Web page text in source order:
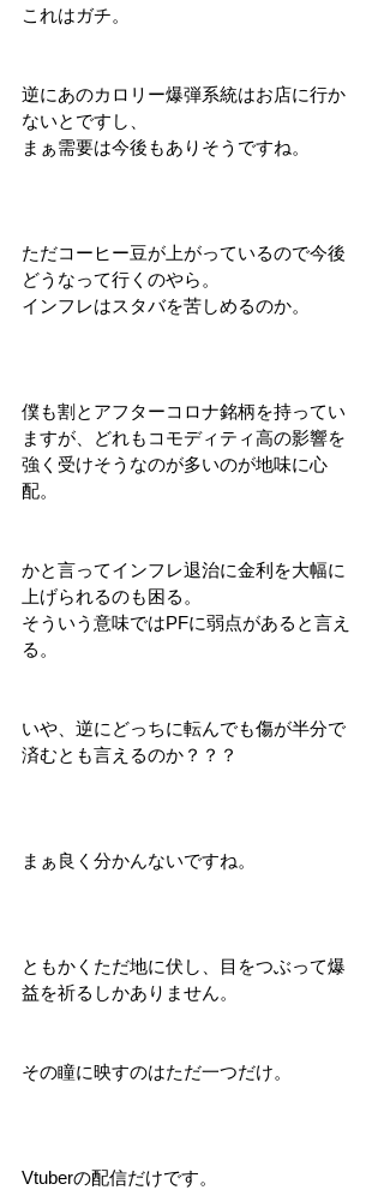
これはガチ。
逆にあのカロリー爆弾系統はお店に行か
ないとですし、
まぁ需要は今後もありそうですね。
ただコーヒー豆が上がっているので今後
どうなって行くのやら。
インフレはスタバを苦しめるのか。
僕も割とアフターコロナ銘柄を持ってい
ますが、どれもコモディティ高の影響を
強く受けそうなのが多いのが地味に心
配。
かと言ってインフレ退治に金利を大幅に
上げられるのも困る。
そういう意味ではPFに弱点があると言え
る。
いや、逆にどっちに転んでも傷が半分で
済むとも言えるのか？？？
まぁ良く分かんないですね。
ともかくただ地に伏し、目をつぶって爆
益を祈るしかありません。
その瞳に映すのはただ一つだけ。
Vtuberの配信だけです。